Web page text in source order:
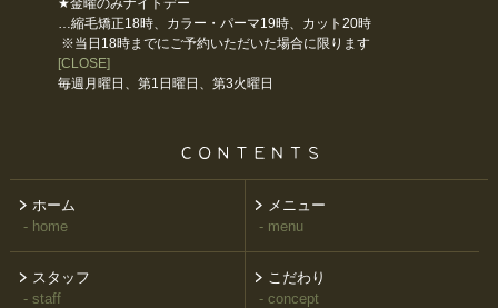
2016年4月
★金曜のみナイトデー
…縮毛矯正18時、カラー・パーマ19時、カット20時
※当日18時までにご予約いただいた場合に限ります
[CLOSE]
毎週月曜日、第1日曜日、第3火曜日
ホーム
- home
メニュー
- menu
スタッフ
- staff
こだわり
- concept